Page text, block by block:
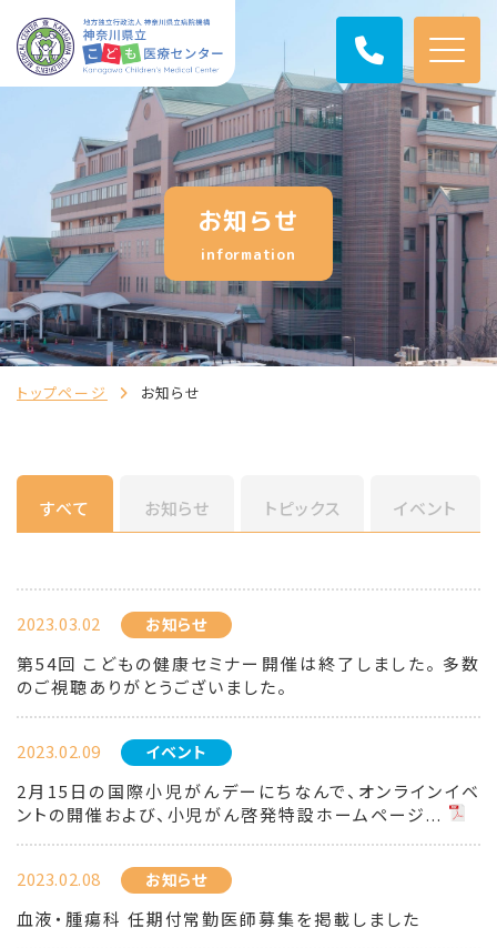
お知らせ
information
トップページ お知らせ
すべて お知らせ トピックス イベント
2023.03.02 お知らせ
第54回 こどもの健康セミナー開催は終了しました。 多数
のご視聴ありがとうございました。
2023.02.09 イベント
2月15日の国際小児がんデーにちなんで、オンラインイベ
ントの開催および、小児がん啓発特設ホームページ...
2023.02.08 お知らせ
血液・腫瘍科 任期付常勤医師募集を掲載しました